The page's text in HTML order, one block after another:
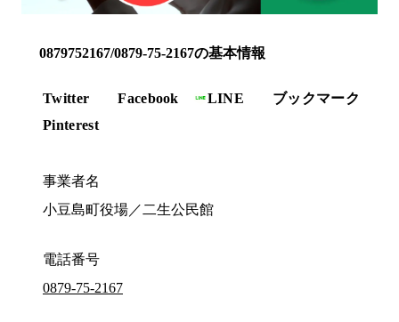
0879752167/0879-75-2167の基本情報
Twitter Facebook LINE
ブックマーク
Pinterest
事業者名
小豆島町役場／二生公民館
電話番号
0879-75-2167